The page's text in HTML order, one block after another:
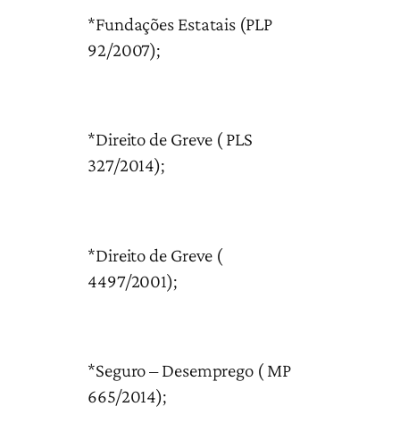
*Fundações Estatais (PLP
92/2007);
*Direito de Greve ( PLS
327/2014);
*Direito de Greve (
4497/2001);
*Seguro – Desemprego ( MP
665/2014);